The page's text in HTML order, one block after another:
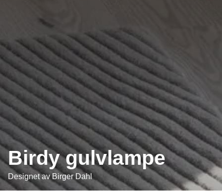
Birdy gulvlampe
Designet avBirger Dahl